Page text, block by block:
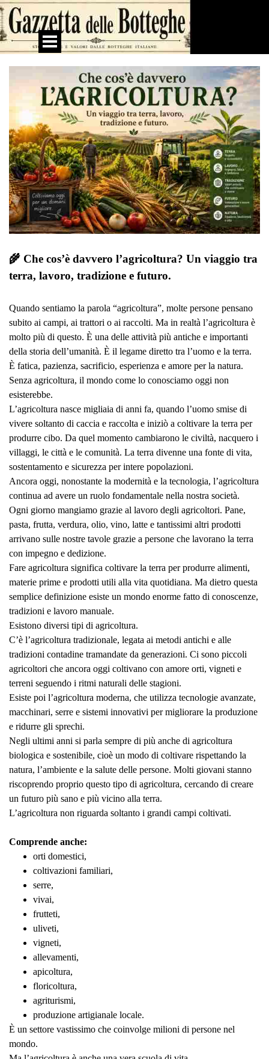
Vai ai contenuti
Salta menù
🌾 Che cos’è davvero l’agricoltura? Un viaggio tra
terra, lavoro, tradizione e futuro.
Quando sentiamo la parola “agricoltura”, molte persone pensano
subito ai campi, ai trattori o ai raccolti. Ma in realtà l’agricoltura è
molto più di questo. È una delle attività più antiche e importanti
della storia dell’umanità. È il legame diretto tra l’uomo e la terra.
È fatica, pazienza, sacrificio, esperienza e amore per la natura.
Senza agricoltura, il mondo come lo conosciamo oggi non
esisterebbe.
L’agricoltura nasce migliaia di anni fa, quando l’uomo smise di
vivere soltanto di caccia e raccolta e iniziò a coltivare la terra per
produrre cibo. Da quel momento cambiarono le civiltà, nacquero i
villaggi, le città e le comunità. La terra divenne una fonte di vita,
sostentamento e sicurezza per intere popolazioni.
Ancora oggi, nonostante la modernità e la tecnologia, l’agricoltura
continua ad avere un ruolo fondamentale nella nostra società.
Ogni giorno mangiamo grazie al lavoro degli agricoltori. Pane,
pasta, frutta, verdura, olio, vino, latte e tantissimi altri prodotti
arrivano sulle nostre tavole grazie a persone che lavorano la terra
con impegno e dedizione.
Fare agricoltura significa coltivare la terra per produrre alimenti,
materie prime e prodotti utili alla vita quotidiana. Ma dietro questa
semplice definizione esiste un mondo enorme fatto di conoscenze,
tradizioni e lavoro manuale.
Esistono diversi tipi di agricoltura.
C’è l’agricoltura tradizionale, legata ai metodi antichi e alle
tradizioni contadine tramandate da generazioni. Ci sono piccoli
agricoltori che ancora oggi coltivano con amore orti, vigneti e
terreni seguendo i ritmi naturali delle stagioni.
Esiste poi l’agricoltura moderna, che utilizza tecnologie avanzate,
macchinari, serre e sistemi innovativi per migliorare la produzione
e ridurre gli sprechi.
Negli ultimi anni si parla sempre di più anche di agricoltura
biologica e sostenibile, cioè un modo di coltivare rispettando la
natura, l’ambiente e la salute delle persone. Molti giovani stanno
riscoprendo proprio questo tipo di agricoltura, cercando di creare
un futuro più sano e più vicino alla terra.
L’agricoltura non riguarda soltanto i grandi campi coltivati.
Comprende anche:
orti domestici,
coltivazioni familiari,
serre,
vivai,
frutteti,
uliveti,
vigneti,
allevamenti,
apicoltura,
floricoltura,
agriturismi,
produzione artigianale locale.
È un settore vastissimo che coinvolge milioni di persone nel
mondo.